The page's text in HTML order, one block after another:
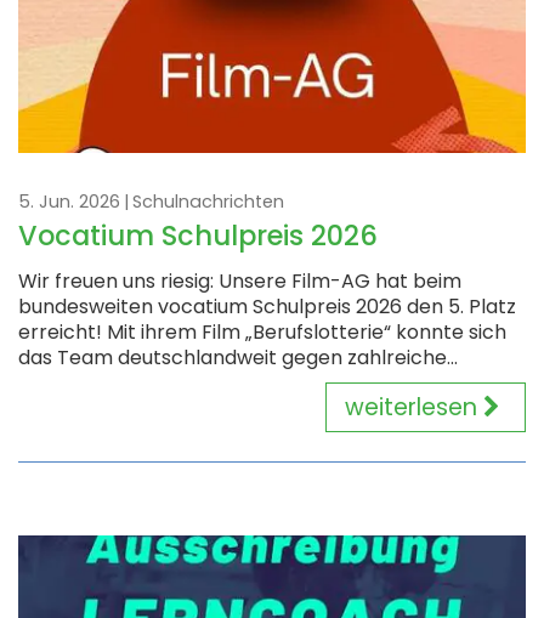
5. Jun. 2026 Schulnachrichten
Vocatium Schulpreis 2026
Wir freuen uns riesig: Unsere Film-AG hat beim
bundesweiten vocatium Schulpreis 2026 den 5. Platz
erreicht! Mit ihrem Film „Berufslotterie“ konnte sich
das Team deutschlandweit gegen zahlreiche...
weiterlesen